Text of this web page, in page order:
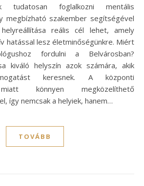
tudatosan foglalkozni mentális
megbízható szakember segítségével
reális cél lehet, amely
hatással lesz életminőségünkre. Miért
fordulni a Belvárosban?
kiváló helyszín azok számára, akik
keresnek. A központi
könnyen megközelíthető
így nemcsak a helyiek, hanem…
TOVÁBB